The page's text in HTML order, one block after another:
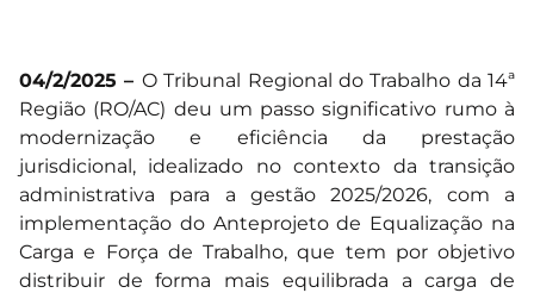
04/2/2025 – O Tribunal Regional do Trabalho da 14ª
Região (RO/AC) deu um passo significativo rumo à
modernização e eficiência da prestação
jurisdicional, idealizado no contexto da transição
administrativa para a gestão 2025/2026, com a
implementação do Anteprojeto de Equalização na
Carga e Força de Trabalho, que tem por objetivo
distribuir de forma mais equilibrada a carga de